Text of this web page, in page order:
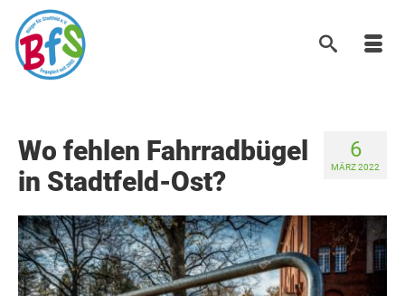
6
MÄRZ 2022
Wo fehlen Fahrradbügel
in Stadtfeld-Ost?